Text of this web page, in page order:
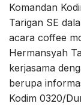
Komandan
Tarigan SE
acara coffee
Hermansyah
kerjasama
berupa
Kodim 0320/